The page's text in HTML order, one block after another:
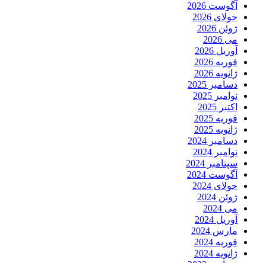
آگوست 2026
جولای 2026
ژوئن 2026
می 2026
آوریل 2026
فوریه 2026
ژانویه 2026
دسامبر 2025
نوامبر 2025
اکتبر 2025
فوریه 2025
ژانویه 2025
دسامبر 2024
نوامبر 2024
سپتامبر 2024
آگوست 2024
جولای 2024
ژوئن 2024
می 2024
آوریل 2024
مارس 2024
فوریه 2024
ژانویه 2024